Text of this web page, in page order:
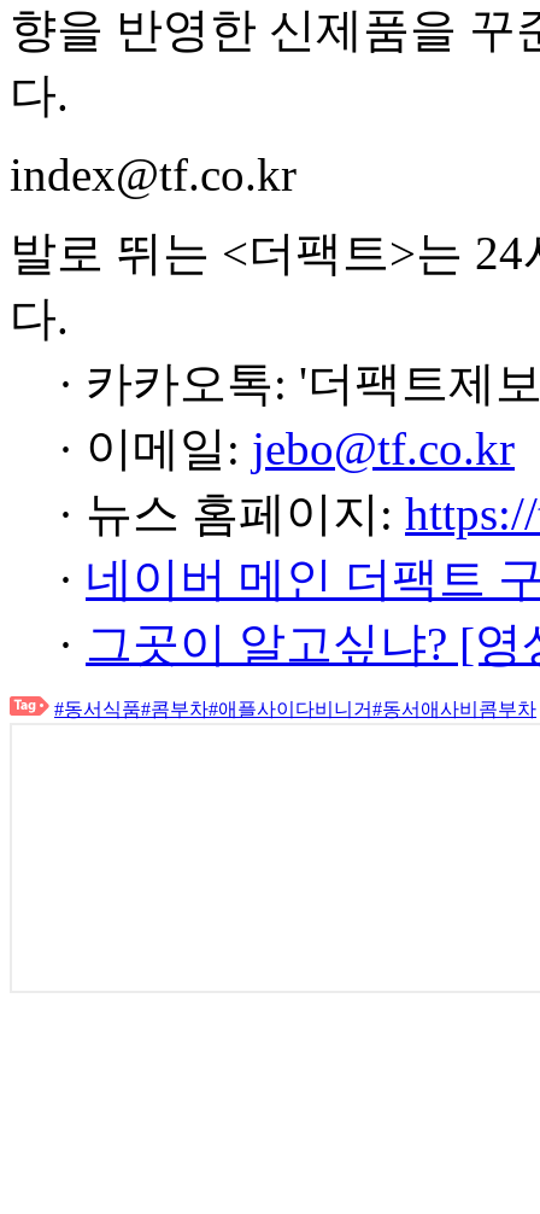
향을 반영한 신제품을
다.
index@tf.co.kr
발로 뛰는 <더팩트>는
다.
· 카카오톡: '더팩트제
· 이메일: jebo@tf.co.kr
· 뉴스 홈페이지:
· 네이버 메인 더팩트
· 그곳이 알고싶냐? [
#동서식품#콤부차#애플사이다비니거#동서애사비콤부차